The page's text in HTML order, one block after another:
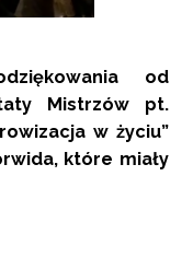
od
Mistrzów pt.
w życiu”
które miały